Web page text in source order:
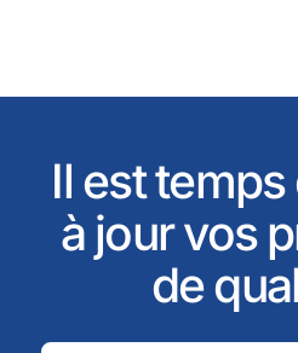
Il est
à jour vos
de